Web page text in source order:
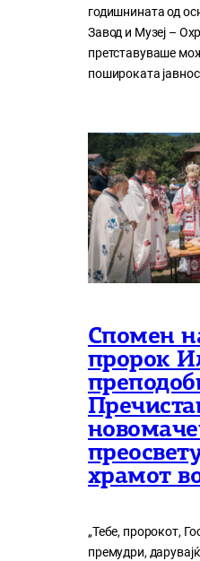
годишнината од
Завод и Музеј –
претставуваше
пошироката
Спомен
пророк
храмот
„Тебе, пророкот,
премудри,